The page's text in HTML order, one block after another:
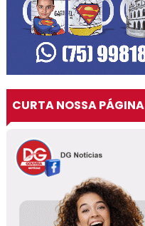
CURTA NOSSA PÁGINA